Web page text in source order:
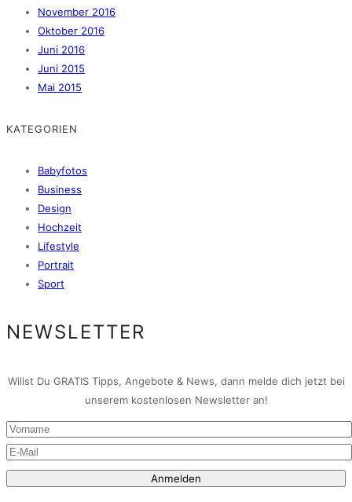
November 2016
Oktober 2016
Juni 2016
Juni 2015
Mai 2015
KATEGORIEN
Babyfotos
Business
Design
Hochzeit
Lifestyle
Portrait
Sport
NEWSLETTER
Willst Du GRATIS Tipps, Angebote & News, dann melde dich jetzt bei
unserem kostenlosen Newsletter an!